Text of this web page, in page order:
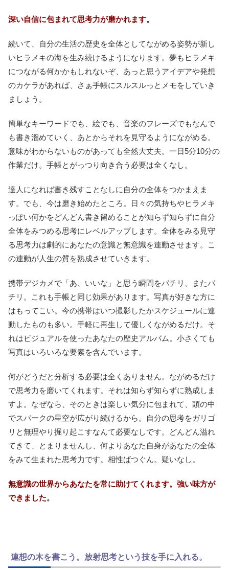
深い自信に包まれて思考力が磨かれます。
続いて、自分の生活の歴史を全体としてながめる姿勢が新し
いヒラメキの海を生み続けるようになります。夢もヒラメキ
につながる何かかもしれないぞ、あっと思うアイデアや発想
のカケラがあれば、さぁ手帳にスルスルっとメモをしていき
ましょう。
簡単なキーワードでも、絵でも、音楽のフレーズでもなんで
も書き溜めていく、あとからそれを見守るようにながめる。
意味がわからないものがあっても全然大丈夫。一日5分10分の
作業だけ。手帳とがっつり向き合う必要は全くなし。
達人になれば書き残すことなしに自分の全体をつかまえま
す。でも、今は磨き始めたところ。日々の気持ちやヒラメキ
っぽい何かをどんどん書き留めることが知らず知らずに自分
全体をみつめる思考にレベルアップします。全体をみる見守
る思考力は劇的にあなたの意識と無意識を連動させます。こ
の連動が人生の質を熟成させていきます。
携帯デジカメで「あ、いいな」と思う瞬間をパチリ、またパ
チリ。これも手帳と同じ効果があります。写真が好きな方に
はもってこい。今の携帯はいつ撮影したかスケジュールに連
動したものも多い。手軽に再生して優しくながめるだけ。そ
れはビジュアルを使ったあなたの歴史アルバム。小さくても
写真はいろいろな要素を含んでいます。
何がどうだと分析する必要は全くありません。ながめるだけ
で思考力を磨いてくれます。それは知らず知らずに熟成しま
すよ。なぜなら、そのときは楽しい気分に包まれて、頭の中
でスパークの星空が広がり続けるから。自分の思考をガリゴ
リと無理やり掘り起こすなんて必要なしです。どんどん溢れ
てきて、とまりませんし、何よりあなた自身があなたの全体
をみて生まれた思考力です。相性ばつぐん。疑いなし。
無意識の世界からあなたを常に助けてくれます。 強い味方が
できました。
連想の木を書こう。放射思考という技を手に入れる。